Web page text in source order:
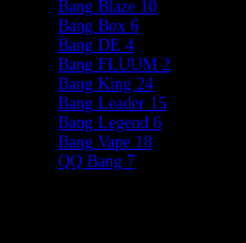
Bang Blaze 10
Bang Box 6
Bang DE 4
Bang FLUUM 2
Bang King 24
Bang Leader 15
Bang Legend 6
Bang Vape 18
QQ Bang 7